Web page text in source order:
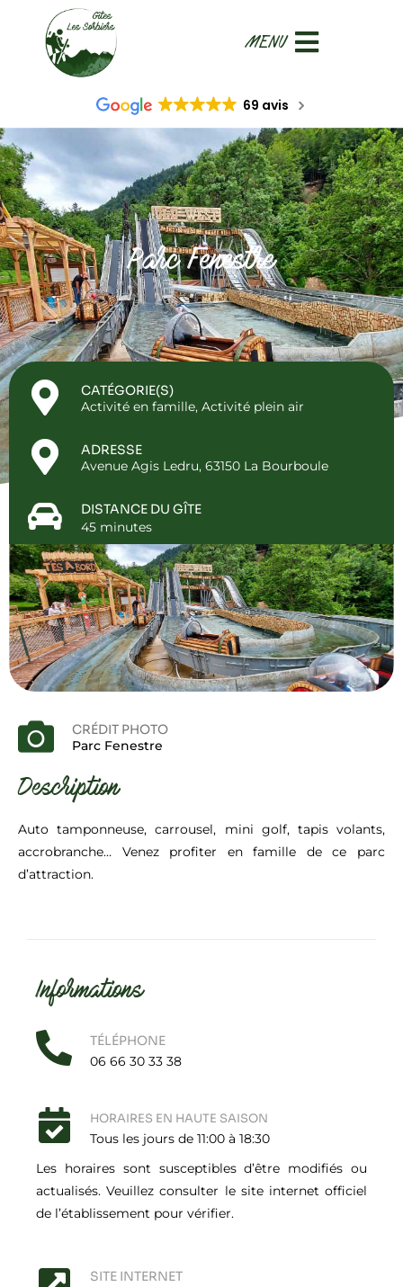
69 avis
Parc Fenestre
CRÉDIT PHOTO
Parc Fenestre
Description
Auto tamponneuse, carrousel, mini golf, tapis volants,
accrobranche… Venez profiter en famille de ce parc
d’attraction.
CATÉGORIE(S)
Activité en famille, Activité plein air
ADRESSE
Avenue Agis Ledru, 63150 La Bourboule
DISTANCE DU GÎTE
45 minutes
Informations
TÉLÉPHONE
06 66 30 33 38
HORAIRES EN HAUTE SAISON
Tous les jours de 11:00 à 18:30
Les horaires sont susceptibles d’être modifiés ou
actualisés. Veuillez consulter le site internet officiel
de l’établissement pour vérifier.
SITE INTERNET